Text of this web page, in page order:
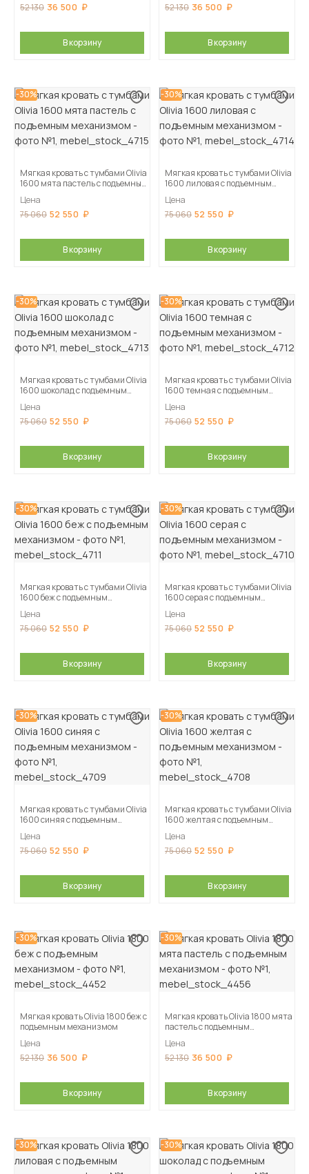
52 130 36 500
В корзину
52 130 36 500
В корзину
-30%
Мягкая кровать с тумбами Olivia
1600 мята пастель с подъемным
Цена
75 060 52 550
В корзину
-30%
Мягкая кровать с тумбами Olivia
1600 лиловая с подъемным
Цена
75 060 52 550
В корзину
-30%
Мягкая кровать с тумбами Olivia
1600 шоколад с подъемным
Цена
75 060 52 550
В корзину
-30%
Мягкая кровать с тумбами Olivia
1600 темная с подъемным
Цена
75 060 52 550
В корзину
-30%
Мягкая кровать с тумбами Olivia
1600 беж с подъемным
Цена
75 060 52 550
В корзину
-30%
Мягкая кровать с тумбами Olivia
1600 серая с подъемным
Цена
75 060 52 550
В корзину
-30%
Мягкая кровать с тумбами Olivia
1600 синяя с подъемным
Цена
75 060 52 550
В корзину
-30%
Мягкая кровать с тумбами Olivia
1600 желтая с подъемным
Цена
75 060 52 550
В корзину
-30%
Мягкая кровать Olivia 1800 беж с
подъемным механизмом
Цена
52 130 36 500
В корзину
-30%
Мягкая кровать Olivia 1800 мята
пастель с подъемным
Цена
52 130 36 500
В корзину
-30% -30%